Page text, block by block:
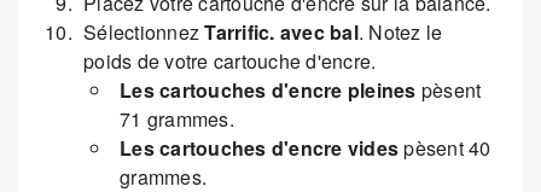
SélectionnezTarrific. avec bal. Notez le
poids de votre cartouche d'encre.
Les cartouches d'encre pleines pèsent
71 grammes.
Les cartouches d'encre videspèsent 40
grammes.